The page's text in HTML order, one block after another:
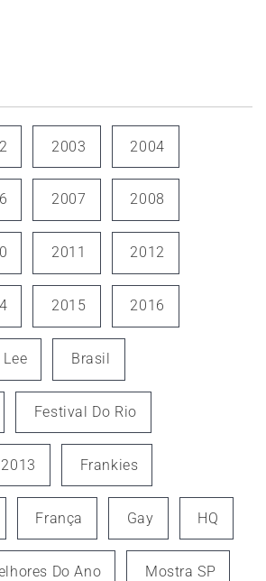
2003 2004
2007 2008
2011 2012
2015 2016
Brasil
Festival Do Rio
Frankies
França Gay HQ
Do Ano Mostra SP